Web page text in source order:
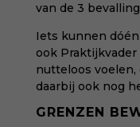
van de 3
Iets kunnen
ook Praktijkvader
nutteloos
daarbij ook nog
GRENZEN